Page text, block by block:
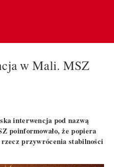
w Mali. MSZ
interwencja pod nazwą
poinformowało, że popiera
przywrócenia stabilności